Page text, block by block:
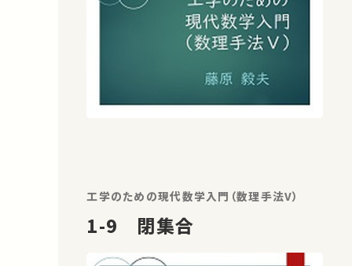
工学のための現代数学入門（数理手法V）
1-9 閉集合